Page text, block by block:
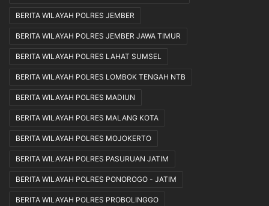
BERITA WILAYAH POLRES JEMBER
BERITA WILAYAH POLRES JEMBER JAWA TIMUR
BERITA WILAYAH POLRES LAHAT SUMSEL
BERITA WILAYAH POLRES LOMBOK TENGAH NTB
BERITA WILAYAH POLRES MADIUN
BERITA WILAYAH POLRES MALANG KOTA
BERITA WILAYAH POLRES MOJOKERTO
BERITA WILAYAH POLRES PASURUAN JATIM
BERITA WILAYAH POLRES PONOROGO - JATIM
BERITA WILAYAH POLRES PROBOLINGGO